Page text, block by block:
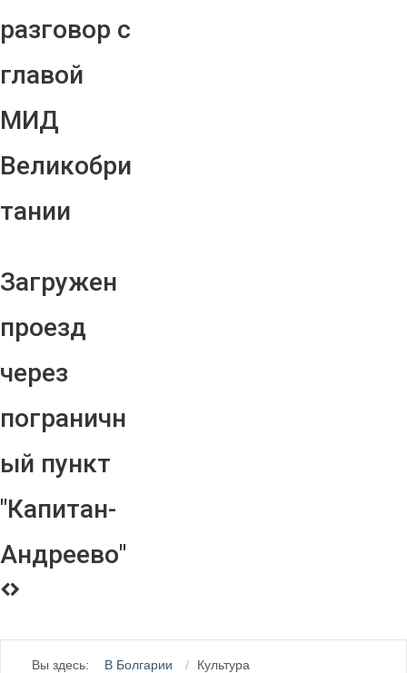
разговор с
главой
МИД
Великобри
тании
Загружен
проезд
через
пограничн
ый пункт
"Капитан-
Андреево"
Вы здесь: В Болгарии Культура